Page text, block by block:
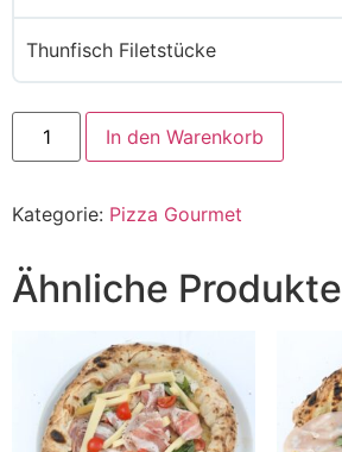
Thunfisch Filetstücke
In den Warenkorb
Kategorie: Pizza Gourmet
Ähnliche Produkte